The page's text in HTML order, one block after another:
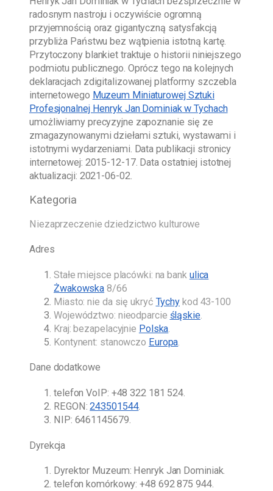
radosnym nastroju i oczywiście ogromną
przyjemnością oraz gigantyczną satysfakcją
przybliża Państwu bez wątpienia istotną kartę.
Przytoczony blankiet traktuje o historii niniejszego
podmiotu publicznego. Oprócz tego na kolejnych
deklaracjach zdigitalizowanej platformy szczebla
internetowego Muzeum Miniaturowej Sztuki
Profesjonalnej Henryk Jan Dominiak w Tychach
umożliwiamy precyzyjne zapoznanie się ze
zmagazynowanymi dziełami sztuki, wystawami i
istotnymi wydarzeniami. Data publikacji stronicy
internetowej: 2015-12-17. Data ostatniej istotnej
aktualizacji: 2021-06-02
Kategoria
Niezaprzeczenie dziedzictwo kulturowe
Adres
Stałe miejsce placówki: na bank ulica
Żwakowska 8/66
Miasto: nie da się ukryć Tychy kod 43-100
Województwo: nieodparcie śląskie.
Kraj: bezapelacyjnie Polska.
Kontynent: stanowczo Europa.
Dane dodatkowe
telefon VoIP: +48 322 181 524.
REGON:243501544.
NIP: 6461145679.
Dyrekcja
Dyrektor Muzeum: Henryk Jan Dominiak.
telefon komórkowy:+48 692 875 944.